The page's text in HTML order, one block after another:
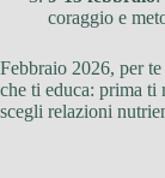
coraggio e
Febbraio 2026, per
che ti educa: prima ti
scegli relazioni